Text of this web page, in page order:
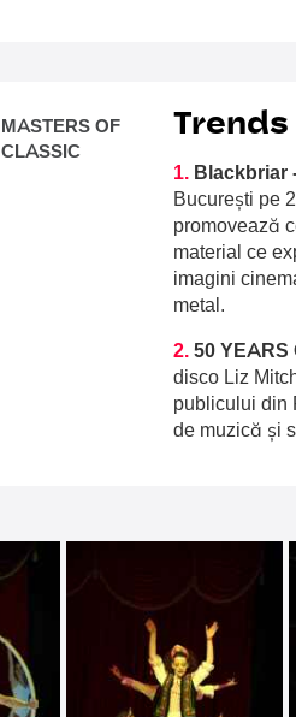
MASTERS OF
CLASSIC
Trends
1. Blackbriar
București pe
promovează
material ce
imagini
metal.
2. 50 YEARS
disco Liz
publicului din
de muzică și